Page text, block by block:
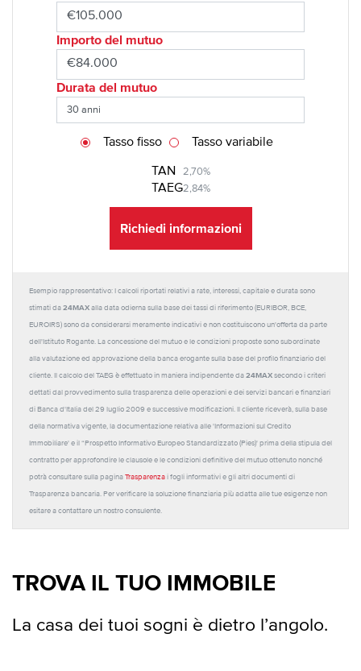
Importo del mutuo
Durata del mutuo
TAN 2,70%
TAEG2,84%
Tasso fisso Tasso variabile
Richiedi informazioni
Esempio rappresentativo: I calcoli riportati relativi a rate, interessi, capitale e durata sono
stimati da 24MAX alla data odierna sulla base dei tassi di riferimento (EURIBOR, BCE,
EUROIRS) sono da considerarsi meramente indicativi e non costituiscono un'offerta da parte
dell'Istituto Rogante. La concessione del mutuo e le condizioni proposte sono subordinate
alla valutazione ed approvazione della banca erogante sulla base del profilo finanziario del
cliente. Il calcolo del TAEG è effettuato in maniera indipendente da 24MAX secondo i criteri
dettati dal provvedimento sulla trasparenza delle operazioni e dei servizi bancari e finanziari
di Banca d'Italia del 29 luglio 2009 e successive modificazioni. Il cliente riceverà, sulla base
della normativa vigente, la documentazione relativa alle 'Informazioni sul Credito
Immobiliare' e il “Prospetto Informativo Europeo Standardizzato (Pies)' prima della stipula del
contratto per approfondire le clausole e le condizioni definitive del mutuo ottenuto nonché
potrà consultare sulla pagina Trasparenza i fogli informativi e gli altri documenti di
Trasparenza bancaria. Per verificare la soluzione finanziaria più adatta alle tue esigenze non
esitare a contattare un nostro consulente.
TROVA IL TUO IMMOBILE
La casa dei tuoi sogni è dietro l’angolo.